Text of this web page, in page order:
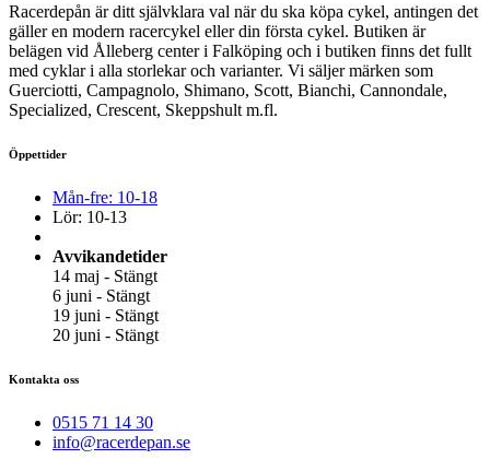
Racerdepån är ditt självklara val när du ska köpa cykel, antingen det
gäller en modern racercykel eller din första cykel. Butiken är
belägen vid Ålleberg center i Falköping och i butiken finns det fullt
med cyklar i alla storlekar och varianter. Vi säljer märken som
Guerciotti, Campagnolo, Shimano, Scott, Bianchi, Cannondale,
Specialized, Crescent, Skeppshult m.fl.
Öppettider
Mån-fre: 10-18
Lör: 10-13
Avvikandetider
14 maj - Stängt
6 juni - Stängt
19 juni - Stängt
20 juni - Stängt
Kontakta oss
0515 71 14 30
info@racerdepan.se